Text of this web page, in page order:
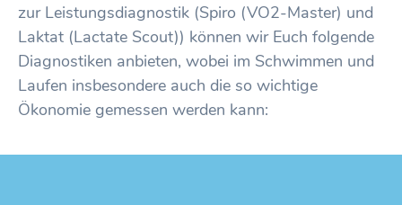
zur Leistungsdiagnostik (Spiro (VO2-Master) und
Laktat (Lactate Scout)) können wir Euch folgende
Diagnostiken anbieten, wobei im Schwimmen und
Laufen insbesondere auch die so wichtige
Ökonomie gemessen werden kann: